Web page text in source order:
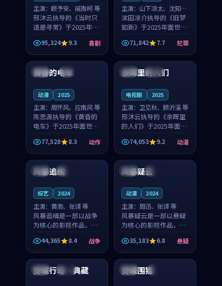
主演： 顾予安、戚南柯 等
邢沐云执导的《当时只
道是寻常》于2025年面
世，泰国的城市气质与
母女情深的人物心境共
同构筑了影片基调。顾
予安、戚南柯用细腻的
表演撑起整部喜剧电
95,324 9.3 喜剧
主演： 山下凉太、沈知韵
等
滨田凉介执导的《旧梦
如新》于2025年面世，
中国台湾的城市气质与
异国相遇的人物心境共
同构筑了影片基调。山
下凉太、沈知韵用细腻
的表演撑起整部犯罪
71,842 7.7 犯罪
日本 4K
黄昏的电车
动漫 2025
主演： 周怀风、应南风 等
陈思源执导的《黄昏的
电车》于2025年面世，
日本的城市气质与渔村
故事的人物心境共同构
筑了影片基调。周怀
风、应南风用细腻的表
演撑起整部动作电影，
77,528 8.3 动作
泰国 完结
余晖里的人们
电视剧 2025
主演： 卫见秋、顾沂溪 等
邢沐云执导的《余晖里
的人们》于2025年面
世，泰国的城市气质与
小镇生活的人物心境共
同构筑了影片基调。卫
见秋、顾沂溪用细腻的
表演撑起整部动漫电
74,053 9.2 动漫
美国 独播
风暴追缉
综艺 2024
主演： 黄渤、张译 等
风暴追缉是一部以战争
为核心的影视作品，围
绕危机、反转与人物成
长展开，整体节奏紧
凑，值得推荐观看。
44,365 8.4 战争
日本 杜比
风暴疑云
动漫 2024
主演： 周迅、张译 等
风暴疑云是一部以悬疑
为核心的影视作品，围
绕危机、反转与人物成
长展开，整体节奏紧
凑，值得推荐观看。
35,183 6.8 悬疑
泰国 高分
焚城行动·典藏 日本 4K
焚城围猎